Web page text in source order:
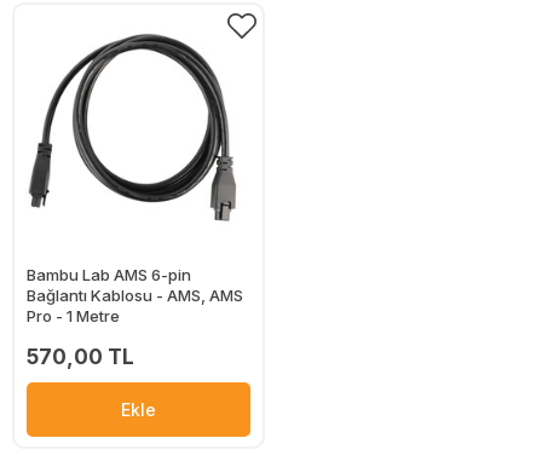
Bambu Lab AMS 6-pin
Bağlantı Kablosu - AMS, AMS
Pro - 1 Metre
570,00 TL
Ekle